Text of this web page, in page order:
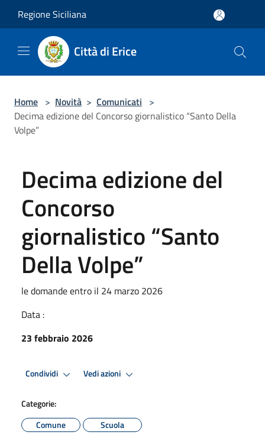
Regione Siciliana
Città di Erice
Home > Novità > Comunicati >
Decima edizione del Concorso giornalistico “Santo Della
Volpe”
Decima edizione del
Concorso
giornalistico “Santo
Della Volpe”
le domande entro il 24 marzo 2026
Data :
23 febbraio 2026
Condividi Vedi azioni
Categorie:
Comune
Scuola